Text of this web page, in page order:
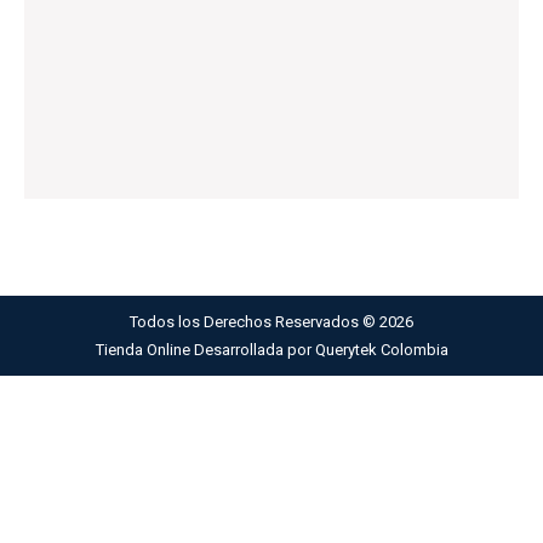
Todos los Derechos Reservados © 2026
Tienda Online Desarrollada porQuerytek Colombia